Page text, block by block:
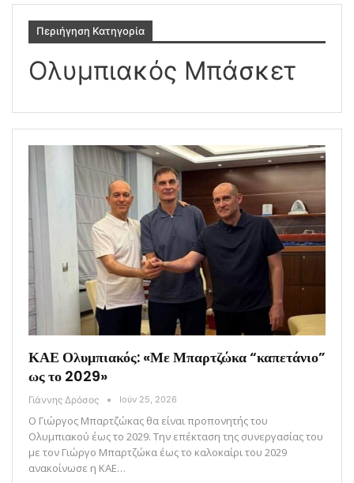
Περιήγηση Κατηγορία
Ολυμπιακός Μπάσκετ
ΚΑΕ Ολυμπιακός: «Με Μπαρτζώκα “καπετάνιο”
ως το 2029»
Γιάννης Δρόσος Ιούν 25, 2026
Ο Γιώργος Μπαρτζώκας θα είναι προπονητής του
Ολυμπιακού έως το 2029. Την επέκταση της συνεργασίας του
με τον Γιώργο Μπαρτζώκα έως το καλοκαίρι του 2029
ανακοίνωσε η ΚΑΕ…